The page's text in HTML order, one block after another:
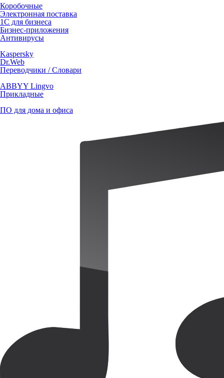
Коробочные
Электронная поставка
1С для бизнеса
Бизнес-приложения
Антивирусы
Kaspersky
Dr.Web
Переводчики / Словари
ABBYY Lingvo
Прикладные
ПО для дома и офиса